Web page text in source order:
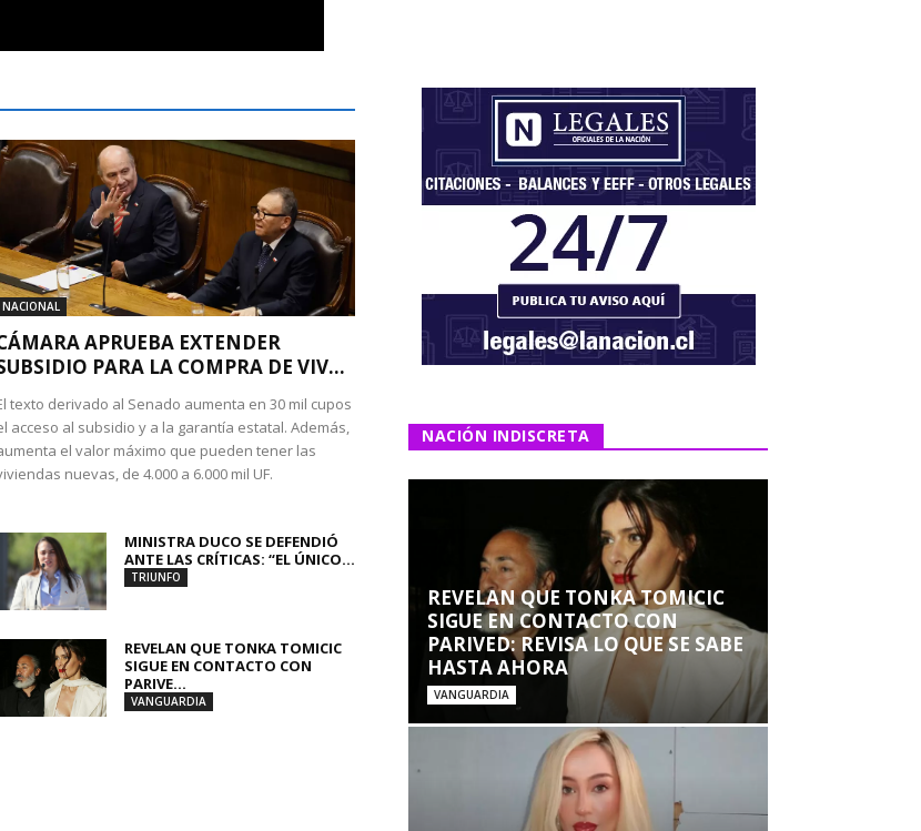
NACIONAL
APRUEBA EXTENDER
PARA LA COMPRA DE VIV...
texto derivado al Senado aumenta en 30 mil cupos
acceso al subsidio y a la garantía estatal. Además,
el valor máximo que pueden tener las
nuevas, de 4.000 a 6.000 mil UF.
MINISTRA DUCO SE DEFENDIÓ
ANTE LAS CRÍTICAS: “EL ÚNICO...
TRIUNFO
REVELAN QUE TONKA TOMICIC
SIGUE EN CONTACTO CON
PARIVE...
VANGUARDIA
NACIÓN INDISCRETA
REVELAN QUE TONKA TOMICIC
SIGUE EN CONTACTO CON
PARIVED: REVISA LO QUE SE SABE
HASTA AHORA
VANGUARDIA